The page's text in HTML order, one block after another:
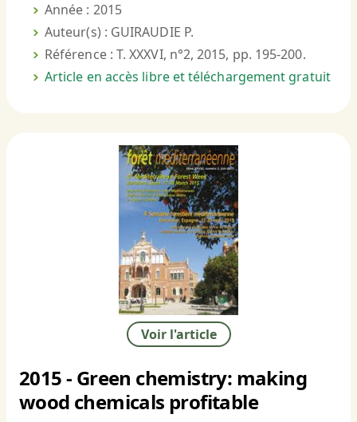
Année : 2015
Auteur(s) : GUIRAUDIE P.
Référence : T. XXXVI, n°2, 2015, pp. 195-200.
Article en accès libre et téléchargement gratuit
Voir l'article
2015 - Green chemistry: making
wood chemicals profitable